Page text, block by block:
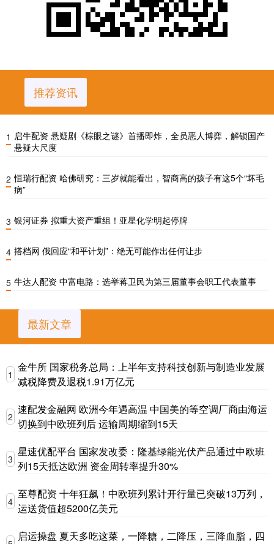
推荐资讯
1 启牛配资 悬疑剧《棕眼之谜》首播即炸，全员恶人博弈，解锁国产
悬疑大尺度
2 恒瑞行配资 哈佛研究：三岁就能看出，智商高的孩子有这5个“坏毛
病”
3 银河证券 拟重大资产重组！亚星化学明起停牌
4 搭档网 俄回应“和平计划”：绝无可能作出任何让步
5 牛达人配资 中富电路：选举蒋卫民为第三届董事会职工代表董事
最新文章
1
金牛所 国家税务总局：上半年支持科技创新与制造业发展
减税降费及退税1.91万亿元
2
速配发金融网 欧洲今年遇高温 中国美的等空调厂商由海运
切换到中欧班列后 运输周期缩到15天
3
星速优配平台 国家发改委：隆基绿能光伏产品通过中欧班
列15天抵达欧洲 资金周转率提升30%
4
至尊配资 十年狂飙！中欧班列累计开行量已突破13万列，
运送货值超5200亿美元
启运操盘 夏天多吃这菜，一降糖，二降压，三降血脂，四